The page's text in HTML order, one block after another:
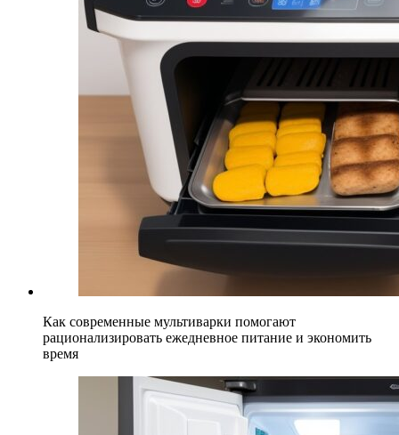
Как современные мультиварки помогают
рационализировать ежедневное питание и экономить
время